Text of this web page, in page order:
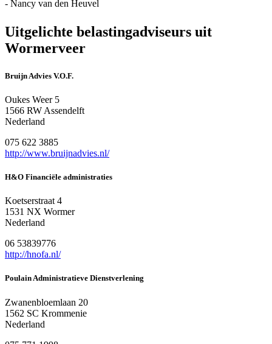
- Nancy van den Heuvel
Uitgelichte belastingadviseurs uit
Wormerveer
Bruijn Advies V.O.F.
Oukes Weer 5
1566 RW Assendelft
Nederland
075 622 3885
http://www.bruijnadvies.nl/
H&O Financiële administraties
Koetserstraat 4
1531 NX Wormer
Nederland
06 53839776
http://hnofa.nl/
Poulain Administratieve Dienstverlening
Zwanenbloemlaan 20
1562 SC Krommenie
Nederland